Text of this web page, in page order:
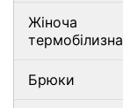
Жіноча
термобілизна
Брюки